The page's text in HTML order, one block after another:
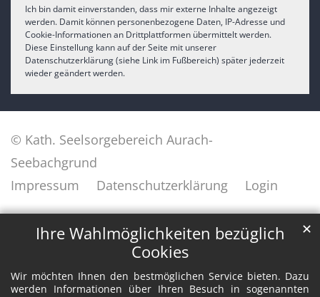
Ihre Wahlmöglichkeiten bezüglich
Cookies
Wir möchten Ihnen den bestmöglichen Service bieten. Dazu
werden Informationen über Ihren Besuch in sogenannten
✕
Ich bin damit einverstanden, dass mir externe Inhalte angezeigt
werden. Damit können personenbezogene Daten, IP-Adresse und
Cookie-Informationen an Drittplattformen übermittelt werden.
Diese Einstellung kann auf der Seite mit unserer
Datenschutzerklärung (siehe Link im Fußbereich) später jederzeit
wieder geändert werden.
© Kath. Seelsorgebereich Aurach-
Seebachgrund
Impressum
Datenschutzerklärung Login